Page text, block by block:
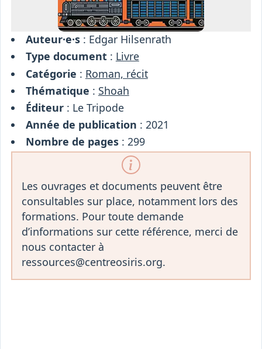
Auteur·e·s: Edgar Hilsenrath
Type document: Livre
Catégorie : Roman, récit
Thématique : Shoah
Éditeur: Le Tripode
Année de publication : 2021
Nombre de pages: 299
Les ouvrages et documents peuvent être
consultables sur place, notamment lors des
formations. Pour toute demande
d’informations sur cette référence, merci de
nous contacter à
ressources@centreosiris.org.